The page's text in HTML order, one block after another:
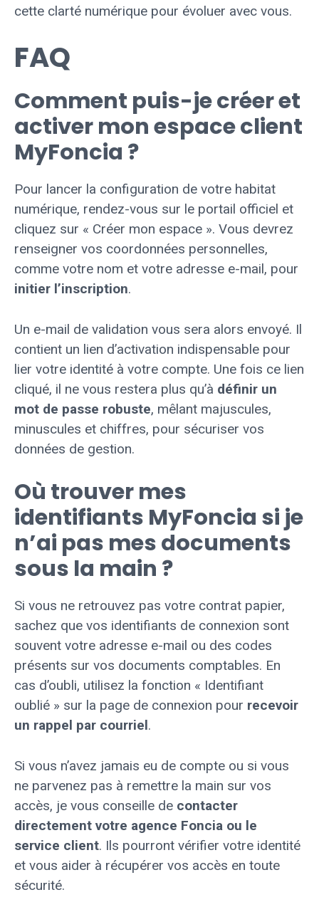
cette clarté numérique pour évoluer avec vous.
FAQ
Comment puis-je créer et
activer mon espace client
MyFoncia ?
Pour lancer la configuration de votre habitat
numérique, rendez-vous sur le portail officiel et
cliquez sur « Créer mon espace ». Vous devrez
renseigner vos coordonnées personnelles,
comme votre nom et votre adresse e-mail, pour
initier l’inscription.
Un e-mail de validation vous sera alors envoyé. Il
contient un lien d’activation indispensable pour
lier votre identité à votre compte. Une fois ce lien
cliqué, il ne vous restera plus qu’à définir un
mot de passe robuste, mêlant majuscules,
minuscules et chiffres, pour sécuriser vos
données de gestion.
Où trouver mes
identifiants MyFoncia si je
n’ai pas mes documents
sous la main ?
Si vous ne retrouvez pas votre contrat papier,
sachez que vos identifiants de connexion sont
souvent votre adresse e-mail ou des codes
présents sur vos documents comptables. En
cas d’oubli, utilisez la fonction « Identifiant
oublié » sur la page de connexion pour recevoir
un rappel par courriel.
Si vous n’avez jamais eu de compte ou si vous
ne parvenez pas à remettre la main sur vos
accès, je vous conseille de contacter
directement votre agence Foncia ou le
service client. Ils pourront vérifier votre identité
et vous aider à récupérer vos accès en toute
sécurité.